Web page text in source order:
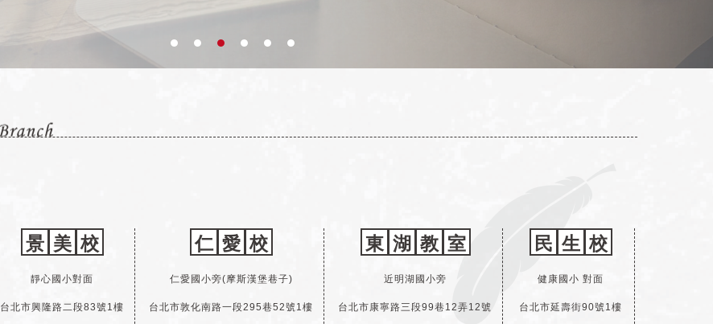
景 美 校
靜心國小對面
台北市興隆路二段83號1樓
仁 愛 校
仁愛國小旁(摩斯漢堡巷子)
台北市敦化南路一段295巷52號1樓
東 湖 教 室
近明湖國小旁
台北市康寧路三段99巷12弄12號
民 生 校
健康國小 對面
台北市延壽街90號1樓